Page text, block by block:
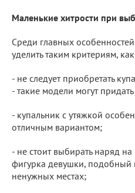
Маленькие хитрости при
Среди главных
уделить таким критериям,
- не следует приобретать
- такие модели могут
- купальник с утяжкой
отличным вариантом;
- не стоит выбирать наряд
фигурка девушки, подобный
ненужных местах;